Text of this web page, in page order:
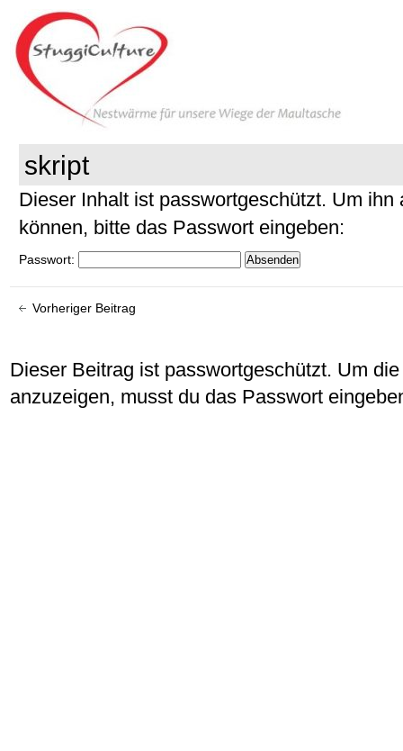
skript
Dieser Inhalt ist passwortgeschützt. Um ihn
können, bitte das Passwort eingeben:
Passwort:
Vorheriger Beitrag
Dieser Beitrag ist passwortgeschützt. Um
anzuzeigen, musst du das Passwort